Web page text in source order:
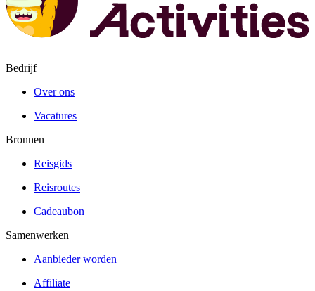
Bedrijf
Over ons
Vacatures
Bronnen
Reisgids
Reisroutes
Cadeaubon
Samenwerken
Aanbieder worden
Affiliate